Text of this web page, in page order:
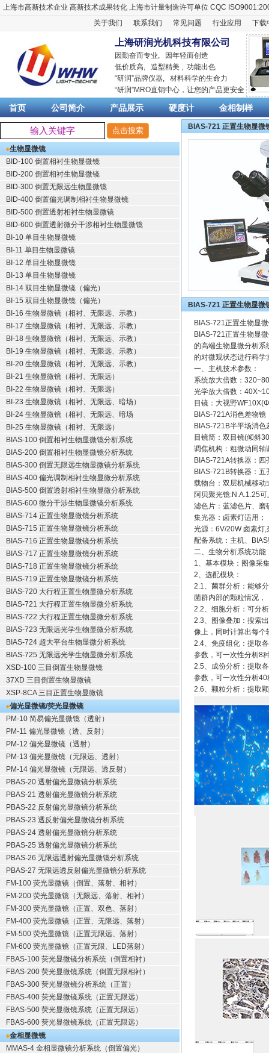
上海市高新技术企业 高新技术成果转化 上海市计量制造许可单位 CQC
关于我们
联系我们 常见问题 行业应用 下载
上海研润光机科技有限公司
因勤奋而专业, 因年轻而创造
低价质高, 造型精美 , 功能出色
“研润”品牌仪器, 材料科学的生命力
“研润”MRO直销中心，让您的产品更安全
首页 公司简介 产品展示 硬度计 金相制样
生物显微镜
BID-100 倒置相衬生物显微镜
BID-200 倒置相衬生物显微镜
BID-300 倒置无限远生物显微镜
BID-400 倒置偏光调制相衬生物显微镜
BID-500 倒置透射相衬生物显微镜
BID-600 倒置透射微分干涉相衬生物显微镜
BI-10 单目生物显微镜
BI-11 单目生物显微镜
BI-12 单目生物显微镜
BI-13 单目生物显微镜
BI-14 双目生物显微镜（偏光）
BI-15 双目生物显微镜（偏光）
BI-16 生物显微镜（相衬、无限远、示教）
BI-17 生物显微镜（相衬、无限远、示教）
BI-18 生物显微镜（相衬、无限远、示教）
BI-19 生物显微镜（相衬、无限远、示教）
BI-20 生物显微镜（相衬、无限远、示教）
BI-21 生物显微镜（相衬、无限远）
BI-22 生物显微镜（相衬、无限远）
BI-23 生物显微镜（相衬、无限远、暗场）
BI-24 生物显微镜（相衬、无限远、暗场
BI-25 生物显微镜（相衬、无限远）
BIAS-100 倒置相衬生物显微镜分析系统
BIAS-200 倒置相衬生物显微镜分析系统
BIAS-300 倒置无限远生物显微镜分析系统
BIAS-400 偏光调制相衬生物显微分析系统
BIAS-500 倒置透射相衬生物显微分析系统
BIAS-600 微分干涉生物显微镜分析系统
BIAS-714 正置生物显微镜分析系统
BIAS-715 正置生物显微镜分析系统
BIAS-716 正置生物显微镜分析系统
BIAS-717 正置生物显微镜分析系统
BIAS-718 正置生物显微镜分析系统
BIAS-719 正置生物显微镜分析系统
BIAS-720 大行程正置生物显微分析系统
BIAS-721 大行程正置生物显微分析系统
BIAS-722 大行程正置生物显微分析系统
BIAS-723 无限远光学生物显微分析系统
BIAS-724 超大平台生物显微分析系统
BIAS-725 无限远光学生物显微分析系统
XSD-100 三目倒置生物显微镜
37XD 三目倒置生物显微镜
XSP-8CA 三目正置生物显微镜
偏光显微镜/荧光显微镜
PM-10 简易偏光显微镜（透射）
PM-11 偏光显微镜（透、反射）
PM-12 偏光显微镜（透射）
PM-13 偏光显微镜（无限远、透射）
PM-14 偏光显微镜（无限远、透反射）
PBAS-20 透射偏光显微镜分析系统
PBAS-21 透射偏光显微镜分析系统
PBAS-22 反射偏光显微镜分析系统
PBAS-23 透反射偏光显微镜分析系统
PBAS-24 透射偏光显微镜分析系统
PBAS-25 透射偏光显微镜分析系统
PBAS-26 无限远透射偏光显微镜分析系统
PBAS-27 无限远透反射偏光显微镜分析系统
FM-100 荧光显微镜（倒置、落射、相衬）
FM-200 荧光显微镜（无限远、落射、相衬）
FM-300 荧光显微镜（正置、双色、落射）
FM-400 荧光显微镜（正置、无限远、落射）
FM-500 荧光显微镜（正置无限远、落射）
FM-600 荧光显微镜（正置无限、LED落射）
FBAS-100 荧光显微镜分析系统（倒置相衬）
FBAS-200 荧光显微镜系统（倒置无限相衬）
FBAS-300 荧光显微镜分析系统（正置）
FBAS-400 荧光显微镜系统（正置无限远）
FBAS-500 荧光显微镜系统（正置无限远）
FBAS-600 荧光显微镜系统（正置无限远）
金相显微镜
MMAS-4 金相显微镜分析系统（倒置偏光）
BIAS-721 正置生物显微
BIAS-721 正置生物显微
BIAS-721正置生物显
BIAS-721正置生物显
的高端生物显微分析系
的对微观状态进行科学
一、主机技术参数：
系统放大倍数：
光学放大倍数：
目镜：大视野
BIAS-721A消色差物
BIAS-721B半平场消
目镜筒：双目镜(倾斜
调焦机构：粗微动同轴
BIAS-721A转换器：
BIAS-721B转换器：
载物台：双层机械移
阿贝聚光镜:N.A.1.25
滤色片：蓝滤色片、磨
集光器：卤素灯适用；
光源：6V/20W 卤素灯,
配备系统：主机、
二、生物分析系统功能
1、基本模块：图像采
2、选配模块：
2.1、菌群分析：能够
菌群内部的颗粒情况，
2.2、细胞分析：可分
2.3、图像叠加：搜索
像上，同时计算出每个
2.4、免疫组化：提取
参数，可一次性分析8
2.5、成份分析：提取
参数，可一次性分析40
2.6、颗粒分析：提取